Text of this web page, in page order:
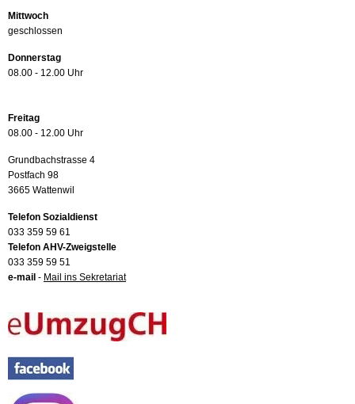
Mittwoch
geschlossen
Donnerstag
08.00 - 12.00 Uhr
Freitag
08.00 - 12.00 Uhr
Grundbachstrasse 4
Postfach 98
3665 Wattenwil
Telefon Sozialdienst
033 359 59 61
Telefon AHV-Zweigstelle
033 359 59 51
e-mail - Mail ins Sekretariat